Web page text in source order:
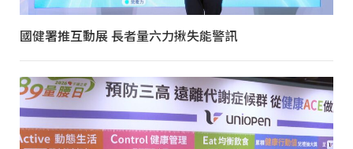
國健署推互動展 長者量六力揪失能警訊